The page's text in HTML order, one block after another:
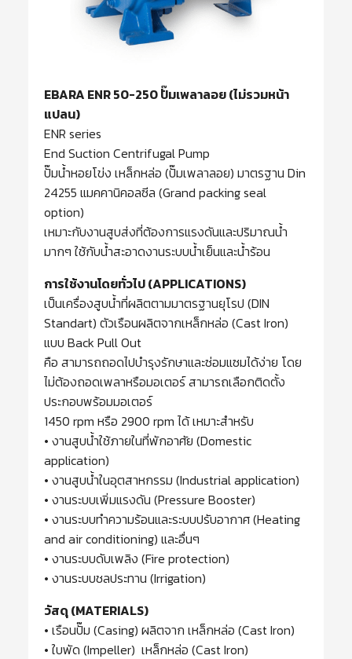
EBARA ENR 50-250 ปั๊มเพลาลอย (ไม่รวมหน้า
แปลน)
ENR series
End Suction Centrifugal Pump
ปั๊มน้ำหอยโข่ง เหล็กหล่อ (ปั๊มเพลาลอย) มาตรฐาน Din
24255 แมคคานิคอลซีล (Grand packing seal
option)
เหมาะกับงานสูบส่งที่ต้องการแรงดันและปริมาณน้ำ
มากๆ ใช้กับน้ำสะอาดงานระบบน้ำเย็นและน้ำร้อน
การใช้งานโดยทั่วไป (APPLICATIONS)
เป็นเครื่องสูบน้ำที่ผลิตตามมาตรฐานยุโรป (DIN
Standart) ตัวเรือนผลิตจากเหล็กหล่อ (Cast Iron)
แบบ Back Pull Out
คือ สามารถถอดไปบำรุงรักษาและซ่อมแซมได้ง่าย โดย
ไม่ต้องถอดเพลาหรือมอเตอร์ สามารถเลือกติดตั้ง
ประกอบพร้อมมอเตอร์
1450 rpm หรือ 2900 rpm ได้ เหมาะสำหรับ
• งานสูบน้ำใช้ภายในที่พักอาศัย (Domestic
application)
• งานสูบน้ำในอุตสาหกรรม (Industrial application)
• งานระบบเพิ่มแรงดัน (Pressure Booster)
• งานระบบทำความร้อนและระบบปรับอากาศ (Heating
and air conditioning) และอื่นๆ
• งานระบบดับเพลิง (Fire protection)
• งานระบบชลประทาน (Irrigation)
วัสดุ (MATERIALS)
• เรือนปั๊ม (Casing) ผลิตจาก เหล็กหล่อ (Cast Iron)
• ใบพัด (Impeller) เหล็กหล่อ (Cast Iron)